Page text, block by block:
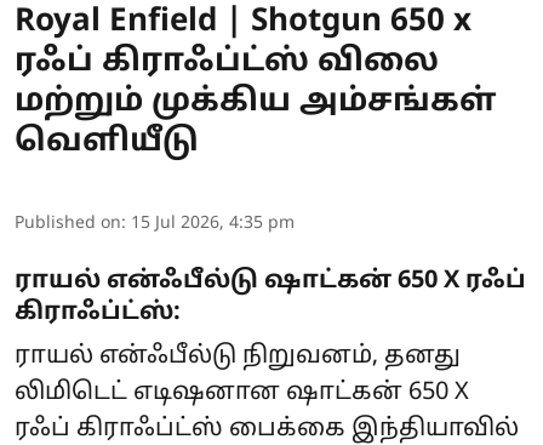
Royal Enfield | Shotgun 650 x
ரஃப் கிராஃப்ட்ஸ் விலை
மற்றும் முக்கிய அம்சங்கள்
வெளியீடு
Published on: 15 Jul 2026, 4:35 pm
ராயல் என்ஃபீல்டு ஷாட்கன் 650 X ரஃப்
கிராஃப்ட்ஸ்:
ராயல் என்ஃபீல்டு நிறுவனம், தனது
லிமிடெட் எடிஷனான ஷாட்கன் 650 X
ரஃப் கிராஃப்ட்ஸ் பைக்கை இந்தியாவில்